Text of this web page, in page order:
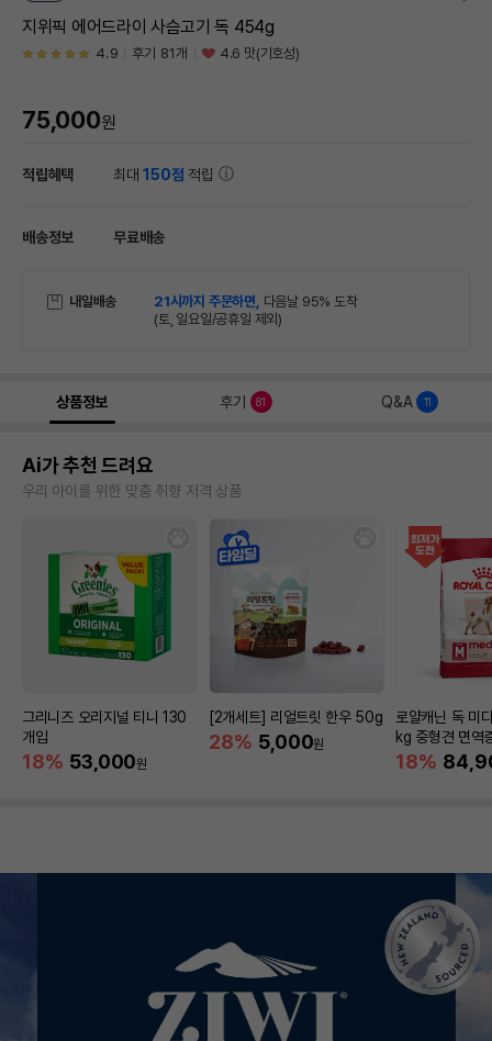
지위픽 에어드라이 사슴고기 독 454g
4.9 후기 81개 4.6 맛(기호성)
75,000원
적립혜택 최대150점 적립
배송정보 무료배송
내일배송 21시까지 주문하면, 다음날 95% 도착
(토, 일요일/공휴일 제외)
상품정보 후기 81 Q&A 11
Ai가 추천 드려요
우리 아이를 위한 맞춤 취향 저격 상품
그리니즈 오리지널 티니 130
개입
18% 53,000원
[2개세트] 리얼트릿 한우 50g
28% 5,000원
로얄캐닌 독 미
kg 중형견 면역
18%